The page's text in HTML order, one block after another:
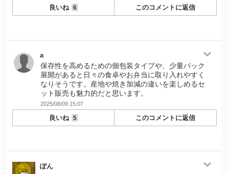
良いね 6 このコメントに返信
a
保存性を高めるための個包装タイプや、少量パック
展開があると日々の食卓やお弁当に取り入れやすく
なりそうです。産地や焼き加減の違いを楽しめるセ
ット販売も魅力的だと思います。
2025/08/09 15:07
良いね 5 このコメントに返信
ぽん